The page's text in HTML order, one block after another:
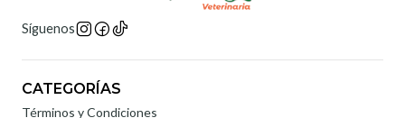
Síguenos
CATEGORÍAS
Términos y Condiciones